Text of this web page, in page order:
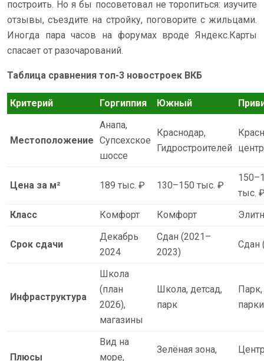
построить. Но я бы посоветовал не торопиться: изучите
отзывы, съездите на стройку, поговорите с жильцами.
Иногда пара часов на форумах вроде Яндекс.Карты
спасает от разочарований.
Таблица сравнения топ-3 новостроек ВКБ
Критерий Горгиппия Южный
Местоположение
Анапа,
Супсехское
шоссе
Краснодар,
Гидростроителей
центр
Цена за м² 189 тыс. ₽ 130–150 тыс. ₽
тыс.
Класс
Комфорт Комфорт
Срок сдачи
Декабрь
2024
Сдан (2021–
2023)
Сдан
Инфраструктура
Школа
(план
2026),
магазины
Школа, детсад,
парк
Плюсы
Вид на
море,
Зелёная зона,